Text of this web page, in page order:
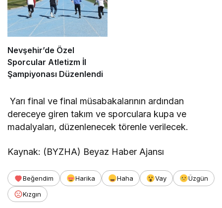
Nevşehir’de Özel
Sporcular Atletizm İl
Şampiyonası Düzenlendi
Yarı final ve final müsabakalarının ardından
dereceye giren takım ve sporculara kupa ve
madalyaları, düzenlenecek törenle verilecek.
Kaynak: (BYZHA) Beyaz Haber Ajansı
Beğendim Harika Haha Vay
Üzgün
Kızgın